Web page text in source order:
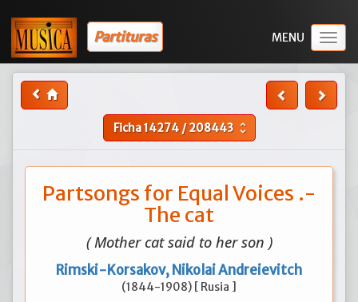
Partituras
Ficha14274/208443 unfold_more
Partsongs for Equal Voices .-
The cat
( Mother cat said to her son )
Rimski-Korsakov, Nikolai Andreievitch
(1844-1908) [ Rusia ]